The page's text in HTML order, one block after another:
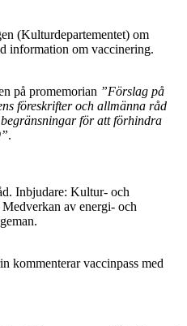
(Kulturdepartementet) om
information om vaccinering.
på promemorian ”Förslag på
föreskrifter och allmänna råd
för att förhindra
.
Inbjudare: Kultur- och
av energi- och
kommenterar vaccinpass med